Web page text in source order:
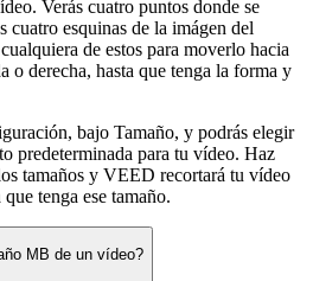
Verás cuatro puntos donde se
cuatro esquinas de la imágen del
de estos para moverlo hacia
o derecha, hasta que tenga la forma y
bajo Tamaño, y podrás elegir
predeterminada para tu vídeo. Haz
tamaños y VEED recortará tu vídeo
tenga ese tamaño.
MB de un vídeo?